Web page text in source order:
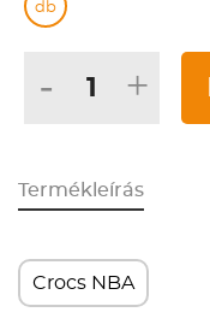
db
- +
Termékleírás
Crocs NBA